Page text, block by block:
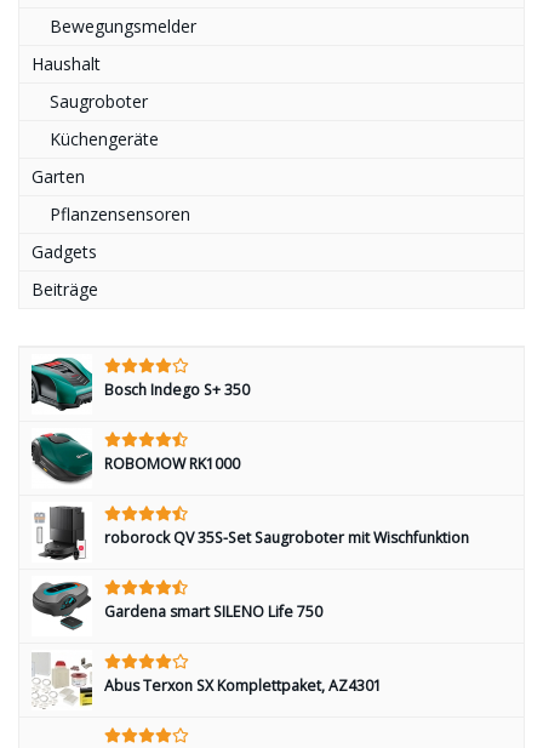
Bewegungsmelder
Haushalt
Saugroboter
Küchengeräte
Garten
Pflanzensensoren
Gadgets
Beiträge
Bosch Indego S+ 350
ROBOMOW RK1000
roborock QV 35S-Set Saugroboter mit Wischfunktion
Gardena smart SILENO Life 750
Abus Terxon SX Komplettpaket, AZ4301